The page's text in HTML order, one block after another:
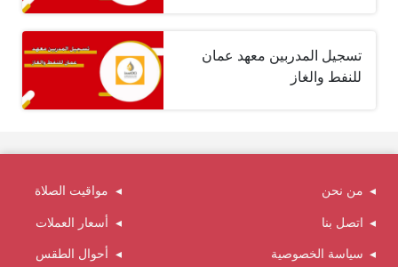
تسجيل المدربين معهد عمان
للنفط والغاز
من نحن
اتصل بنا
سياسة الخصوصية
مواقيت الصلاة
أسعار العملات
أحوال الطقس